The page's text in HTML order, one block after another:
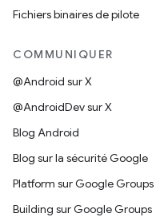
Fichiers binaires de pilote
COMMUNIQUER
@Android sur X
@AndroidDev sur X
Blog Android
Blog sur la sécurité Google
Platform sur Google Groups
Building sur Google Groups